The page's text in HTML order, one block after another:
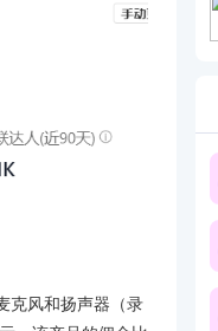
克风和扬声器（录